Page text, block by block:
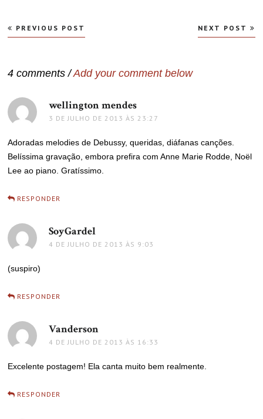
Navegação
de
PREVIOUS POST NEXT POST
4 comments /Add your comment below
wellington mendes
3 DE JULHO DE 2013 ÀS 23:27
Adoradas melodies de Debussy, queridas, diáfanas canções.
Belíssima gravação, embora prefira com Anne Marie Rodde, Noël
Lee ao piano. Gratíssimo.
RESPONDER
SoyGardel
4 DE JULHO DE 2013 ÀS 9:03
(suspiro)
RESPONDER
Vanderson
4 DE JULHO DE 2013 ÀS 16:33
Excelente postagem! Ela canta muito bem realmente.
RESPONDER